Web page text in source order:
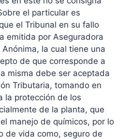
el particular es
el Tribunal en su fallo
emitida por Aseguradora
la cual tiene una
de que corresponde a
misma debe ser aceptada
Tributaria, tomando en
la protección de los
de la planta, que
manejo de químicos, por lo
de vida como, seguro de